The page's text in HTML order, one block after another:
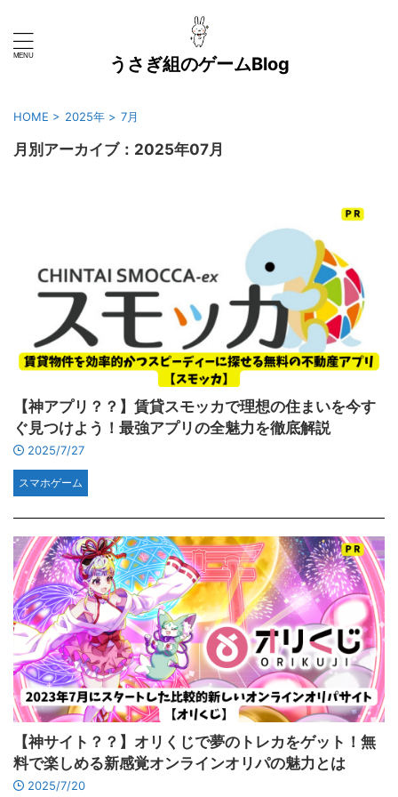
うさぎ組のゲームBlog
HOME > 2025年 > 7月
月別アーカイブ：2025年07月
【神アプリ？？】賃貸スモッカで理想の住まいを今す
ぐ見つけよう！最強アプリの全魅力を徹底解説
2025/7/27
スマホゲーム
【神サイト？？】オリくじで夢のトレカをゲット！無
料で楽しめる新感覚オンラインオリパの魅力とは
2025/7/20